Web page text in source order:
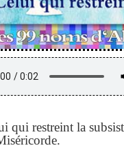
restreint la